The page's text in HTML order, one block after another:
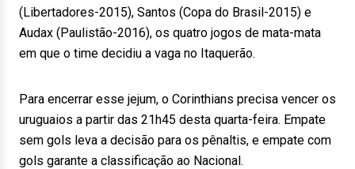
(Libertadores-2015), Santos (Copa do Brasil-2015) e
Audax (Paulistão-2016), os quatro jogos de mata-mata
em que o time decidiu a vaga no Itaquerão.
Para encerrar esse jejum, o Corinthians precisa vencer os
uruguaios a partir das 21h45 desta quarta-feira. Empate
sem gols leva a decisão para os pênaltis, e empate com
gols garante a classificação ao Nacional.